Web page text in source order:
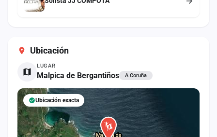
Ubicación
LUGAR
Malpica de Bergantiños A Coruña
Ubicación exacta